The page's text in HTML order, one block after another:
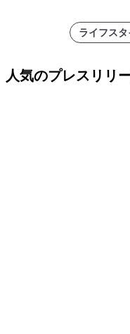
ライフス
人気のプレスリリ